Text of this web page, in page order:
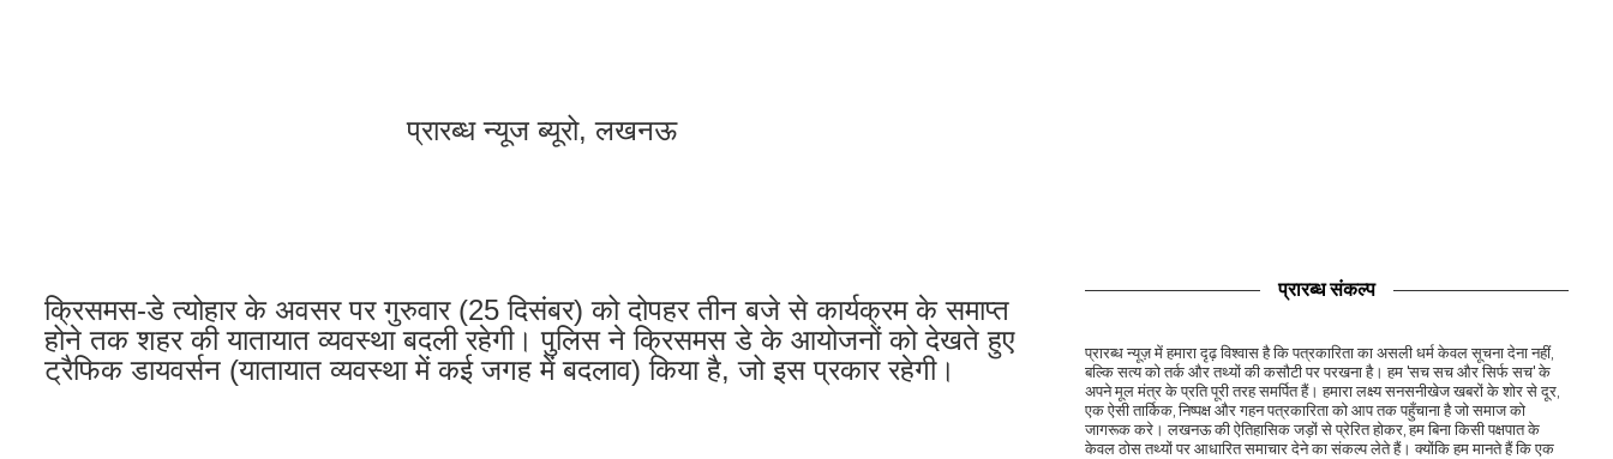
प्रारब्ध न्यूज ब्यूरो, लखनऊ
क्रिसमस-डे त्योहार के अवसर पर गुरुवार (25 दिसंबर) को दोपहर तीन बजे से कार्यक्रम के समाप्त
होने तक शहर की यातायात व्यवस्था बदली रहेगी। पुलिस ने क्रिसमस डे के आयोजनों को देखते हुए
ट्रैफिक डायवर्सन (यातायात व्यवस्था में कई जगह में बदलाव) किया है, जो इस प्रकार रहेगी।
प्रारब्ध संकल्प
प्रारब्ध न्यूज़ में हमारा दृढ़ विश्वास है कि पत्रकारिता का असली धर्म केवल सूचना देना नहीं,
बल्कि सत्य को तर्क और तथ्यों की कसौटी पर परखना है। हम 'सच सच और सिर्फ सच' के
अपने मूल मंत्र के प्रति पूरी तरह समर्पित हैं। हमारा लक्ष्य सनसनीखेज खबरों के शोर से दूर,
एक ऐसी तार्किक, निष्पक्ष और गहन पत्रकारिता को आप तक पहुँचाना है जो समाज को
जागरूक करे। लखनऊ की ऐतिहासिक जड़ों से प्रेरित होकर, हम बिना किसी पक्षपात के
केवल ठोस तथ्यों पर आधारित समाचार देने का संकल्प लेते हैं। क्योंकि हम मानते हैं कि एक